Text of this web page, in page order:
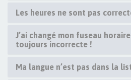
Les heures ne sont pas
J’ai changé mon fuseau
toujours incorrecte !
Ma langue n’est pas dans la